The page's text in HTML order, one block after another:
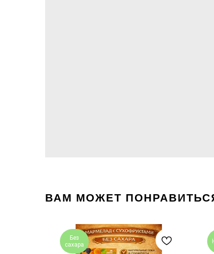
ВАМ МОЖЕТ
Без
сахара